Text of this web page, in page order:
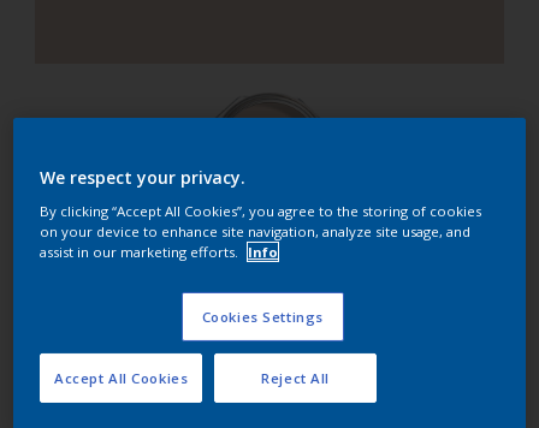
Trouver des produits dans cette couleur
Allons-y
We respect your privacy.
By clicking “Accept All Cookies”, you agree to the storing of cookies
on your device to enhance site navigation, analyze site usage, and
assist in our marketing efforts.
Info
Cookies Settings
Reject All
Accept All Cookies